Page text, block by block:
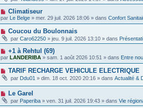
e
s
s
a
g
u
m
e
s
s
a
g
e
u
e
a
u
m
e
s
g
N
o
e
a
u
m
e
s
s
g
e
Climatiseur
par Le Belge » mer. 29 juil. 2026 18:06 » dans Confort
N
u
e
a
u
m
e
s
s
g
e
Coucou du Boulonnais
par Caro62250 » jeu. 9 juil. 2026 13:10 » dans
N
o
v
a
m
e
s
+1 à Rehtul (69)
par LANDERIBA » sam. 1 août 2026 10:51 » dans Entre
N
u
v
a
u
TARIF RECHARGE VEHICULE ELECTRIQUE
par Ddu01 » dim. 18 oct. 2020 20:16 » dans Actualité &
N
u
Le Garel
par Paperiba » ven. 31 juil. 2026 19:43 » dans Vie